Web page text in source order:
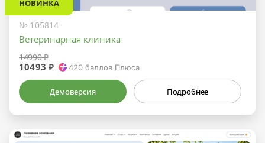
НОВИНКА
№ 105814
Ветеринарная клиника
14990 ₽
10493 ₽ 420 баллов Плюса
Демоверсия Подробнее